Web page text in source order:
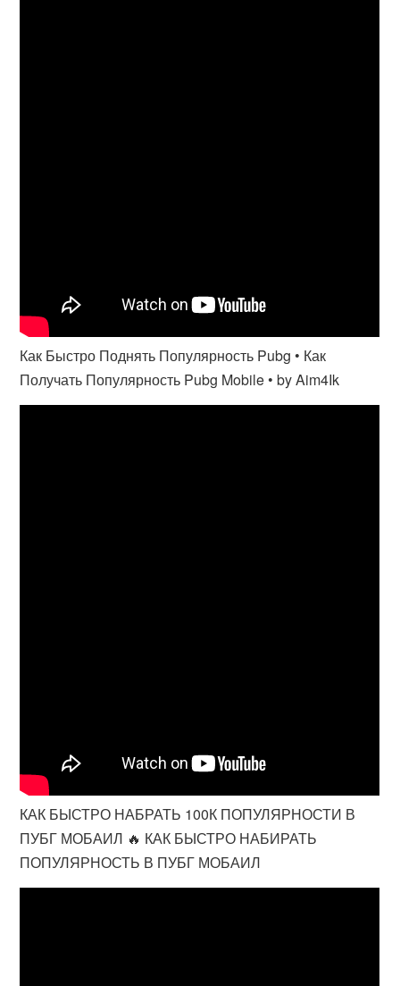
Как Быстро Поднять Популярность Pubg • Как
Получать Популярность Pubg Mobile • by Aim4Ik
КАК БЫСТРО НАБРАТЬ 100К ПОПУЛЯРНОСТИ В
ПУБГ МОБАИЛ 🔥 КАК БЫСТРО НАБИРАТЬ
ПОПУЛЯРНОСТЬ В ПУБГ МОБАИЛ